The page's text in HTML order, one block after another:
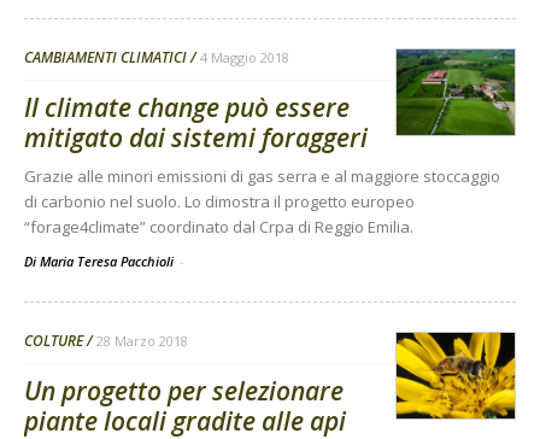
CAMBIAMENTI CLIMATICI 4 Maggio 2018
Il climate change può essere
mitigato dai sistemi foraggeri
Grazie alle minori emissioni di gas serra e al maggiore stoccaggio
di carbonio nel suolo. Lo dimostra il progetto europeo
“forage4climate” coordinato dal Crpa di Reggio Emilia.
Di Maria Teresa Pacchioli -
COLTURE 28 Marzo 2018
Un progetto per selezionare
piante locali gradite alle api